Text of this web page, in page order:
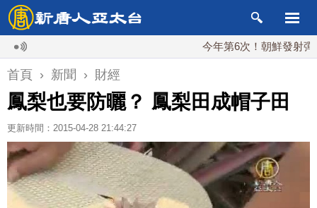
今年第6次！朝鮮發射彈道導
首頁 › 新聞 › 財經
鳳梨也要防曬？ 鳳梨田成帽子田
更新時間：2015-04-28 21:44:27